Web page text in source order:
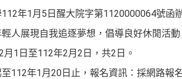
年1月5日醒大院字第1120000064號函
人展現自我追逐夢想，倡導良好休閒活
1日至112年2月2日，共2日。
112年1月20日止，報名資訊：採網路